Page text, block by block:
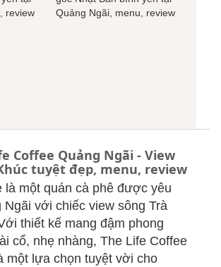
Coffee Quảng Ngãi - View
tuyệt đẹp, menu, review
là một quán cà phê được yêu
Ngãi với chiếc view sông Trà
thiết kế mang đậm phong
cổ, nhẹ nhàng, The Life Coffee
một lựa chọn tuyệt vời cho